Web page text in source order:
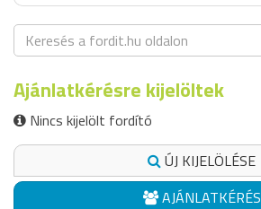
Ajánlatkérésre kijelöltek
Nincs kijelölt fordító
ÚJ KIJELÖLÉSE
AJÁNLATKÉRÉS